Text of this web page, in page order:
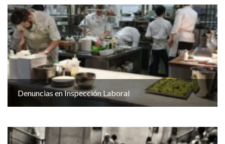
Denuncias en Inspección Laboral